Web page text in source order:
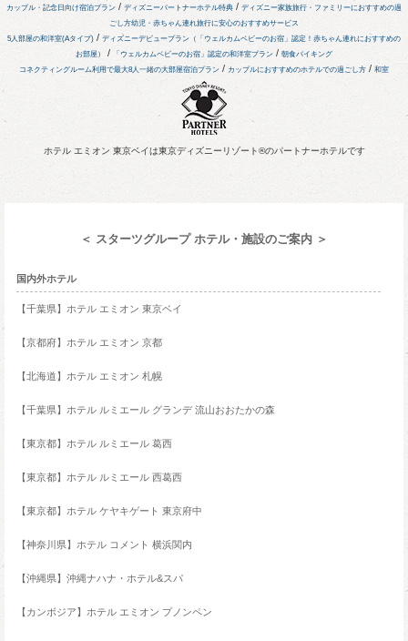
カップル・記念日向け宿泊プラン / ディズニーパートナーホテル特典 / ディズニー家族旅行・ファミリーにおすすめの過
ごし方幼児・赤ちゃん連れ旅行に安心のおすすめサービス
5人部屋の和洋室(Aタイプ) / ディズニーデビュープラン（「ウェルカムベビーのお宿」認定！赤ちゃん連れにおすすめの
お部屋）
/ 「ウェルカムベビーのお宿」認定の和洋室プラン / 朝食バイキング
コネクティングルーム利用で最大8人一緒の大部屋宿泊プラン / カップルにおすすめのホテルでの過ごし方 / 和室
ホテル エミオン 東京ベイは東京ディズニーリゾート®のパートナーホテルです
＜ スターツグループ ホテル・施設のご案内 ＞
国内外ホテル
【千葉県】ホテル エミオン 東京ベイ
【京都府】ホテル エミオン 京都
【北海道】ホテル エミオン 札幌
【千葉県】ホテル ルミエール グランデ 流山おおたかの森
【東京都】ホテル ルミエール 葛西
【東京都】ホテル ルミエール 西葛西
【東京都】ホテル ケヤキゲート 東京府中
【神奈川県】ホテル コメント 横浜関内
【沖縄県】沖縄ナハナ・ホテル&スパ
【カンボジア】ホテル エミオン プノンペン